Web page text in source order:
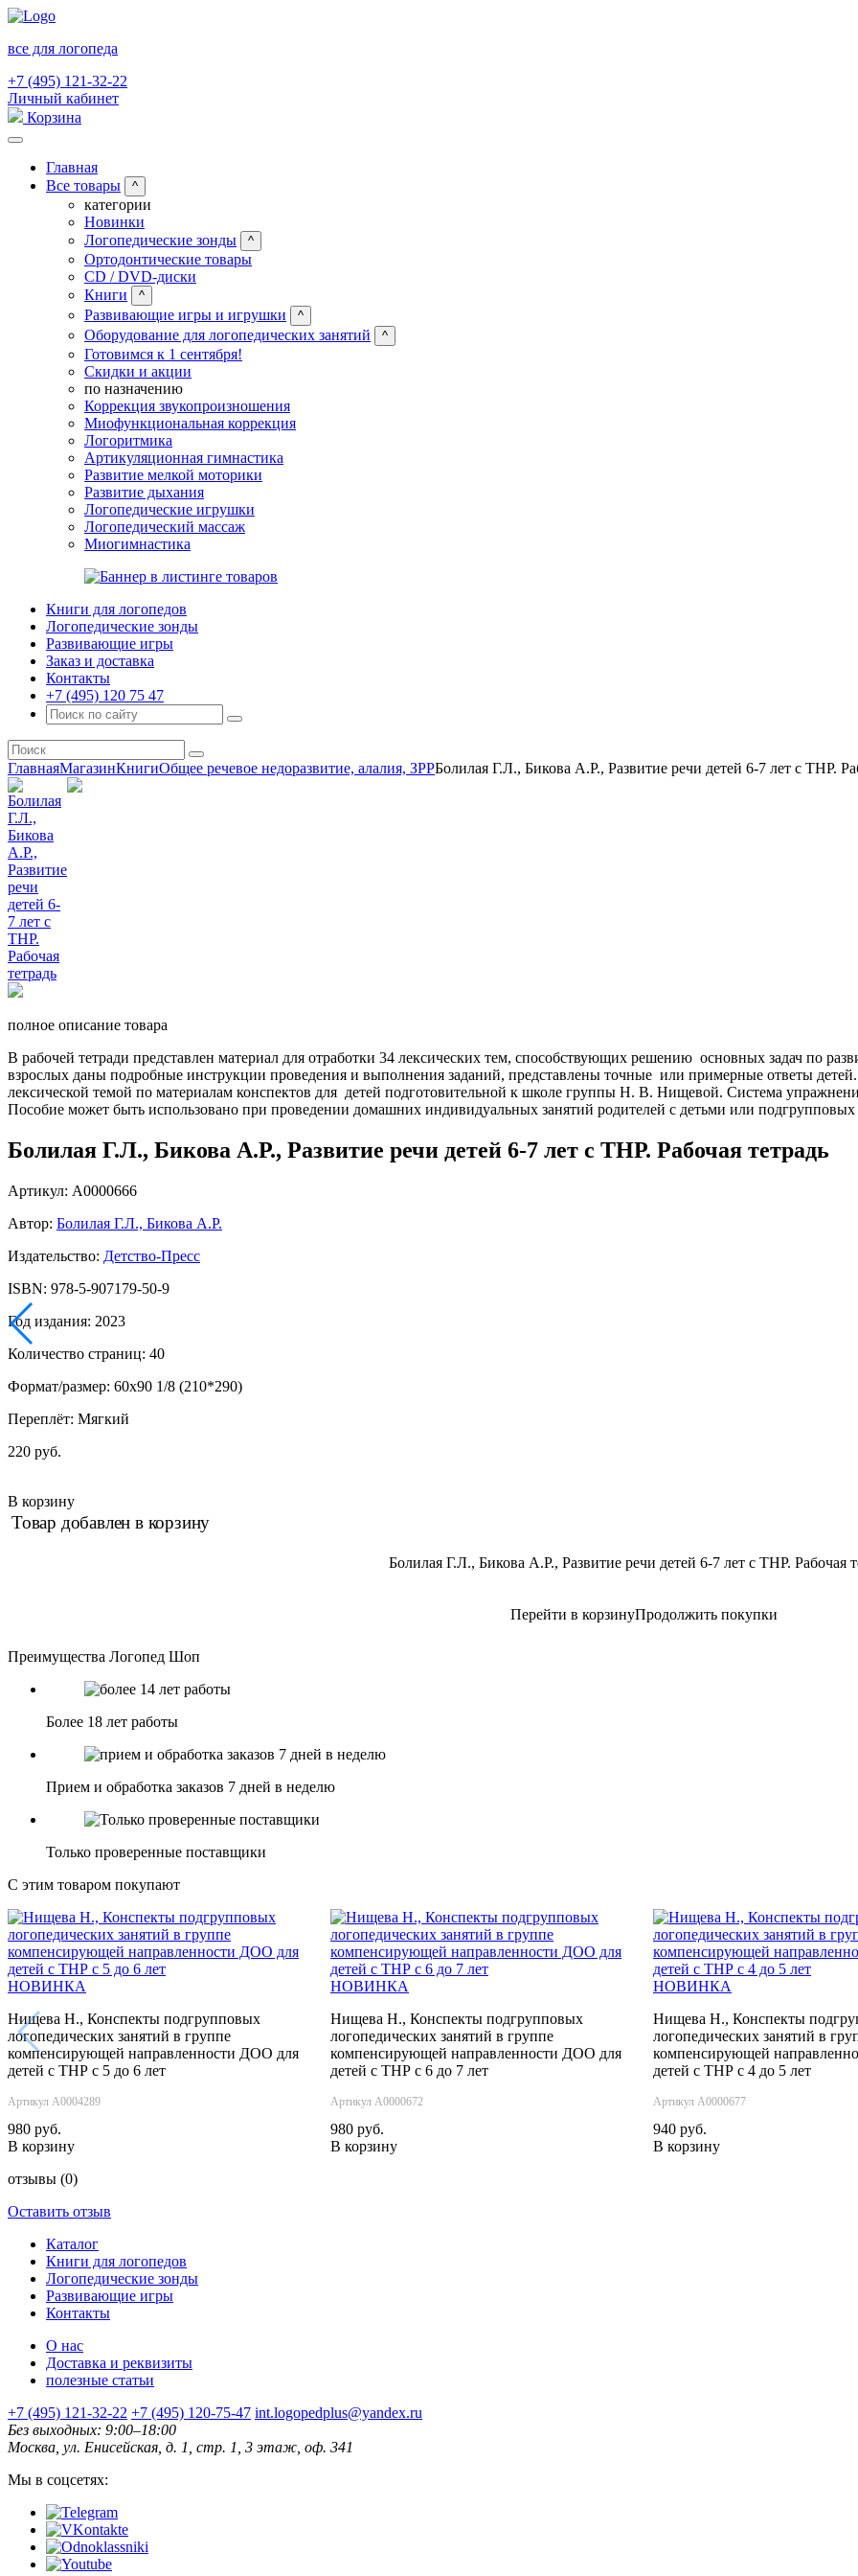
все для логопеда
+7 (495) 121-32-22
Личный кабинет
Корзина
Главная
Все товары
^
категории
Новинки
Логопедические зонды
^
Ортодонтические товары
CD / DVD-диски
Книги
^
Развивающие игры и игрушки ^
Оборудование для логопедических занятий ^
Готовимся к 1 сентября!
Скидки и акции
по назначению
Коррекция звукопроизношения
Миофункциональная коррекция
Логоритмика
Артикуляционная гимнастика
Развитие мелкой моторики
Развитие дыхания
Логопедические игрушки
Логопедический массаж
Миогимнастика
Книги для логопедов
Логопедические зонды
Развивающие игры
Заказ и доставка
Контакты
+7 (495) 120 75 47
ГлавнаяМагазинКнигиОбщее речевое недоразвитие, алалия, ЗРРБолилая Г.Л., Бикова А.Р., Развитие речи детей 6-7 лет с ТНР.
полное описание товара
В рабочей тетради представлен материал для отработки 34 лексических тем, способствующих решению основных задач по
взрослых даны подробные инструкции проведения и выполнения заданий, представлены точные или примерные ответы детей.
лексической темой по материалам конспектов для детей подготовительной к школе группы Н. В. Нищевой. Система
Пособие может быть использовано при проведении домашних индивидуальных занятий родителей с детьми или подгрупповых
Болилая Г.Л., Бикова А.Р., Развитие речи детей 6-7 лет с ТНР. Рабочая тетрадь
Артикул: А0000666
Автор: Болилая Г.Л., Бикова А.Р.
Издательство: Детство-Пресс
ISBN: 978-5-907179-50-9
Год издания: 2023
Количество страниц: 40
Формат/размер: 60х90 1/8 (210*290)
Переплёт: Мягкий
220 руб.
В корзину
Товар добавлен в корзину
Болилая Г.Л., Бикова А.Р., Развитие речи детей 6-7 лет с ТНР. Рабочая
Перейти в корзинуПродолжить покупки
Преимущества Логопед Шоп
Более 18 лет работы
Прием и обработка заказов 7 дней в неделю
Только проверенные поставщики
С этим товаром покупают
НОВИНКА
Нищева Н., Конспекты подгрупповых
логопедических занятий в группе
компенсирующей направленности ДОО для
детей с ТНР с 5 до 6 лет
Артикул А0004289
980 руб.
В корзину
НОВИНКА
Нищева Н., Конспекты подгрупповых
логопедических занятий в группе
компенсирующей направленности ДОО для
детей с ТНР с 6 до 7 лет
Артикул А0000672
980 руб.
В корзину
НОВИНКА
Нищева Н., Конспекты
логопедических занятий в
компенсирующей
детей с ТНР с 4 до 5 лет
Артикул А0000677
940 руб.
В корзину
‹
отзывы (0)
Оставить отзыв
Каталог
Книги для логопедов
Логопедические зонды
Развивающие игры
Контакты
О нас
Доставка и реквизиты
полезные статьи
+7 (495) 121-32-22 +7 (495) 120-75-47 int.logopedplus@yandex.ru
Без выходных: 9:00–18:00
Москва, ул. Енисейская, д. 1, стр. 1, 3 этаж, оф. 341
Мы в соцсетях: